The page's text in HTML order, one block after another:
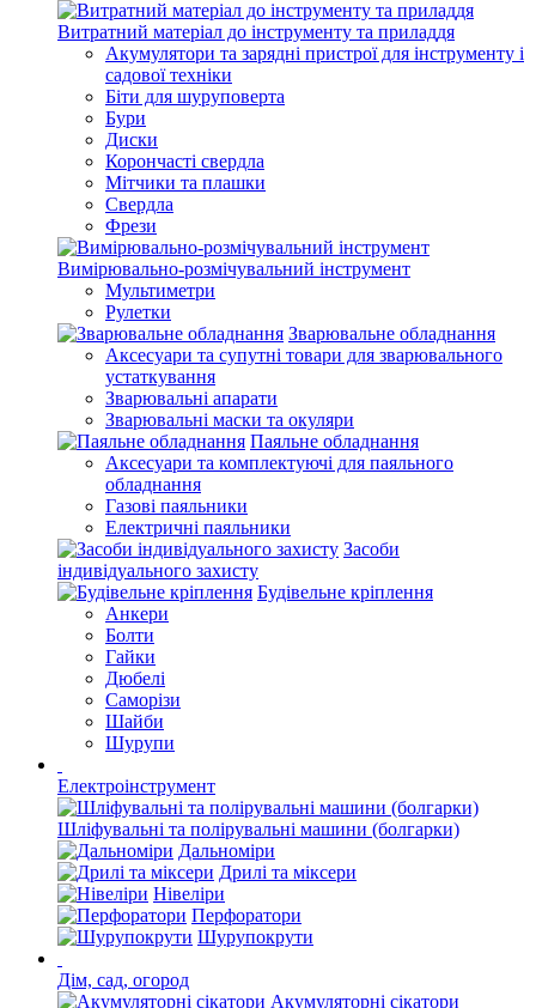
Витратний матеріал до інструменту та приладдя
Акумулятори та зарядні пристрої для інструменту і
садової техніки
Біти для шуруповерта
Бури
Диски
Корончасті свердла
Мітчики та плашки
Свердла
Фрези
Вимірювально-розмічувальний інструмент
Мультиметри
Рулетки
Зварювальне обладнання
Аксесуари та супутні товари для зварювального
устаткування
Зварювальні апарати
Зварювальні маски та окуляри
Паяльне обладнання
Аксесуари та комплектуючі для паяльного
обладнання
Газові паяльники
Електричні паяльники
Засоби
індивідуального захисту
Будівельне кріплення
Анкери
Болти
Гайки
Дюбелі
Саморізи
Шайби
Шурупи
Електроінструмент
Шліфувальні та полірувальні машини (болгарки)
Дальноміри
Дрилі та міксери
Нівеліри
Перфоратори
Шурупокрути
Дім, сад, огород
Акумуляторні сікатори